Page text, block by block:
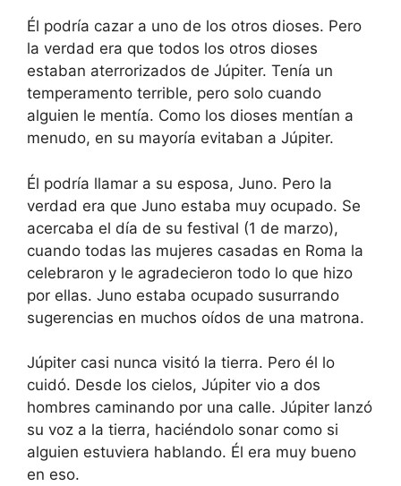
Él podría cazar a uno de los otros dioses. Pero
la verdad era que todos los otros dioses
estaban aterrorizados de Júpiter. Tenía un
temperamento terrible, pero solo cuando
alguien le mentía. Como los dioses mentían a
menudo, en su mayoría evitaban a Júpiter.
Él podría llamar a su esposa, Juno. Pero la
verdad era que Juno estaba muy ocupado. Se
acercaba el día de su festival (1 de marzo),
cuando todas las mujeres casadas en Roma la
celebraron y le agradecieron todo lo que hizo
por ellas. Juno estaba ocupado susurrando
sugerencias en muchos oídos de una matrona.
Júpiter casi nunca visitó la tierra. Pero él lo
cuidó. Desde los cielos, Júpiter vio a dos
hombres caminando por una calle. Júpiter lanzó
su voz a la tierra, haciéndolo sonar como si
alguien estuviera hablando. Él era muy bueno
en eso.